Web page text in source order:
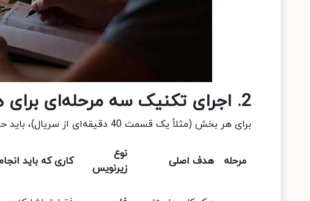
2. اجرای تکنیک سه مرحله‌ای
برای هر بخش (مثلاً یک قسمت 40 دقیقه‌ای از سریال)، باید حداقل سه بار به تماشای آن بنشینید:
مرحله هدف اصلی
نوع
زیرنویس
کاری که باید